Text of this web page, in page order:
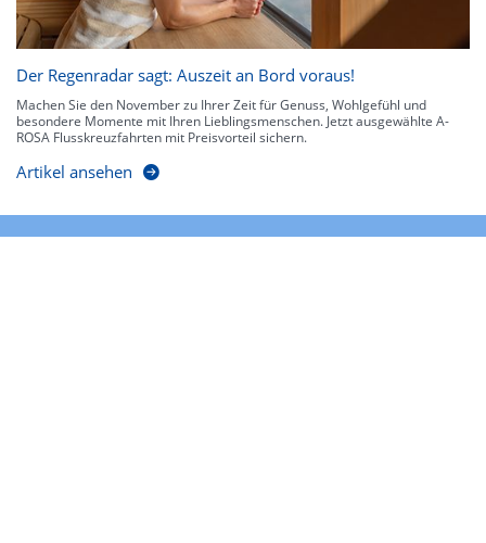
Der Regenradar sagt: Auszeit an Bord voraus!
Machen Sie den November zu Ihrer Zeit für Genuss, Wohlgefühl und
besondere Momente mit Ihren Lieblingsmenschen. Jetzt ausgewählte A-
ROSA Flusskreuzfahrten mit Preisvorteil sichern.
Artikel ansehen